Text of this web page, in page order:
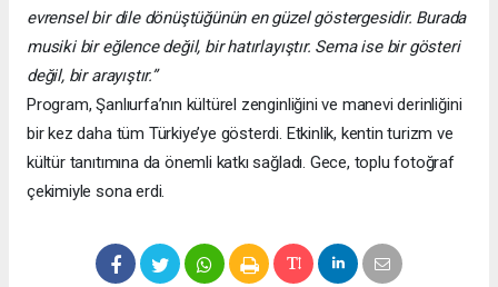
evrensel bir dile dönüştüğünün en güzel göstergesidir. Burada
musiki bir eğlence değil, bir hatırlayıştır. Sema ise bir gösteri
değil, bir arayıştır.”
Program, Şanlıurfa’nın kültürel zenginliğini ve manevi derinliğini
bir kez daha tüm Türkiye’ye gösterdi. Etkinlik, kentin turizm ve
kültür tanıtımına da önemli katkı sağladı. Gece, toplu fotoğraf
çekimiyle sona erdi.